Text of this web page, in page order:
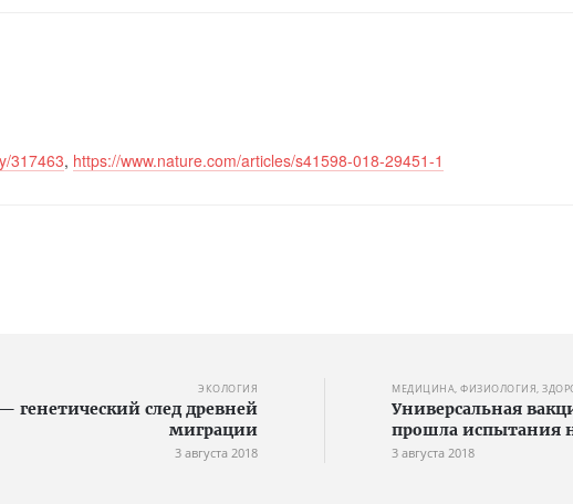
317463, https://www.nature.com/articles/s41598-018-29451-1
ЭКОЛОГИЯ
след древней
миграции
3 августа 2018
МЕДИЦИНА, ФИЗИОЛОГИЯ,
Универсальная
прошла испытания
3 августа 2018